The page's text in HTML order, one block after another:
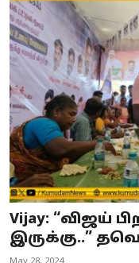
Vijay: “விஜய்
இருக்கு..”